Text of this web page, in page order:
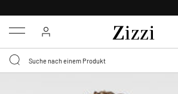
Menu